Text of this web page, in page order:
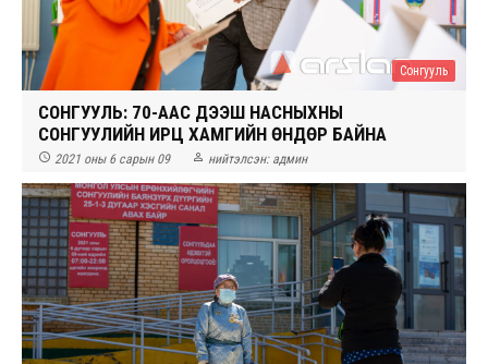
Сонгууль
СОНГУУЛЬ: 70-ААС ДЭЭШ НАСНЫХНЫ
СОНГУУЛИЙН ИРЦ ХАМГИЙН ӨНДӨР БАЙНА
 2021 оны 6 сарын 09  нийтэлсэн: админ